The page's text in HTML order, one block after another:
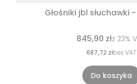
Głośniki jbl słuchawki -
845,90 złz 23%
687,72 złbez VAT
Do koszyka